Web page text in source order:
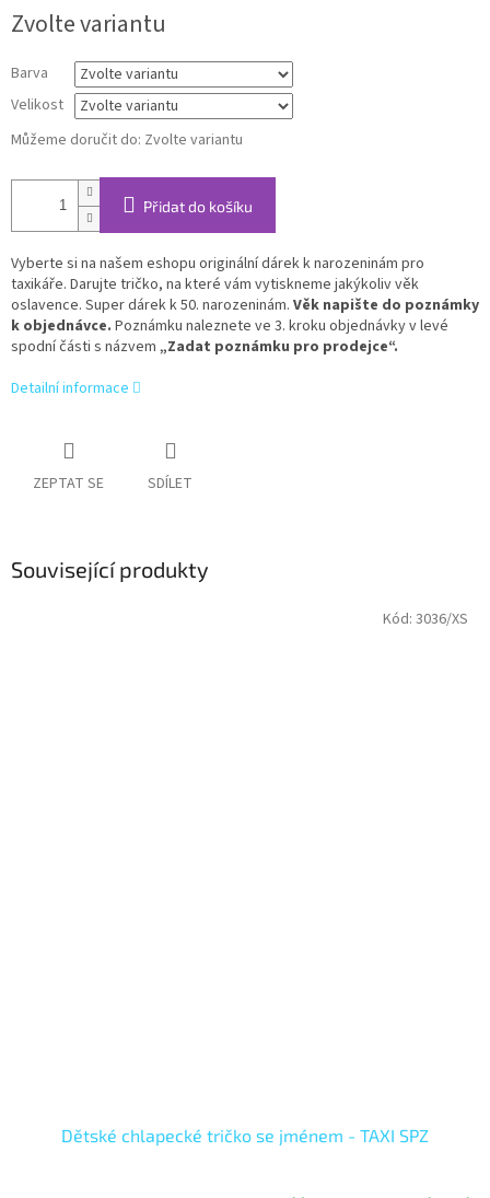
cena:
Zvolte variantu
Barva
Velikost
Můžeme doručit do: Zvolte variantu
Přidat do košíku
Vyberte si na našem eshopu originální dárek k narozeninám pro
taxikáře. Darujte tričko, na které vám vytiskneme jakýkoliv věk
oslavence. Super dárek k 50. narozeninám. Věk napište do poznámky
k objednávce. Poznámku naleznete ve 3. kroku objednávky v levé
spodní části s názvem „Zadat poznámku pro prodejce“.
Detailní informace
ZEPTAT SE SDÍLET
Související produkty
Dětské chlapecké tričko se jménem - TAXI SPZ
Kód: 3036/XS